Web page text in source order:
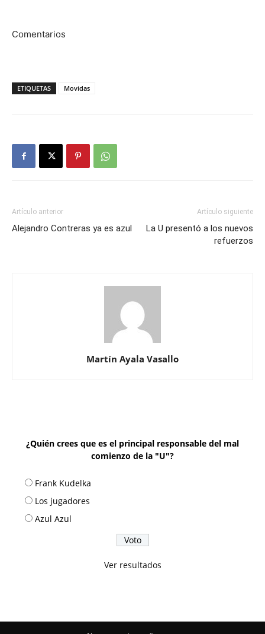
Comentarios
ETIQUETAS Movidas
Artículo anterior
Alejandro Contreras ya es azul
Artículo siguiente
La U presentó a los nuevos
refuerzos
Martín Ayala Vasallo
¿Quién crees que es el principal responsable del mal
comienzo de la "U"?
Frank Kudelka
Los jugadores
Azul Azul
Ver resultados